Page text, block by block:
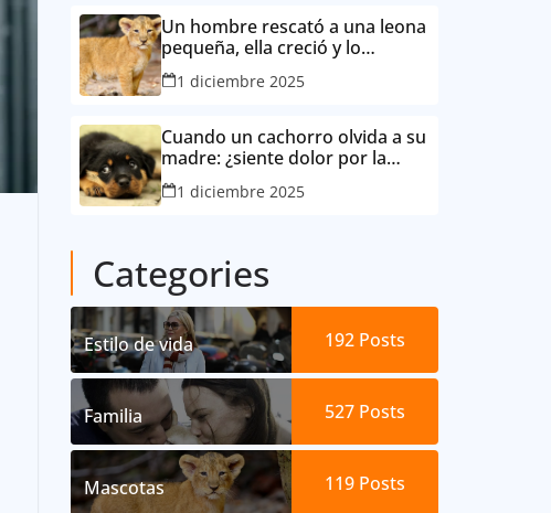
Un hombre rescató a una leona
pequeña, ella creció y lo
consideró su mejor amigo
1 diciembre 2025
Cuando un cachorro olvida a su
madre: ¿siente dolor por la
separación?
1 diciembre 2025
Categories
Estilo de vida 192 Posts
Familia 527 Posts
Mascotas 119 Posts